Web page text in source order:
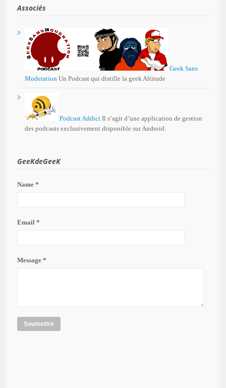
Associés
Geek Sans
Moderation Un Podcast qui distille la geek Altitude
Podcast Addict Il s’agit d’une application de gestion
des podcasts exclusivement disponible sur Android.
GeeKdeGeeK
Name *
Email *
Message *
Soumettre